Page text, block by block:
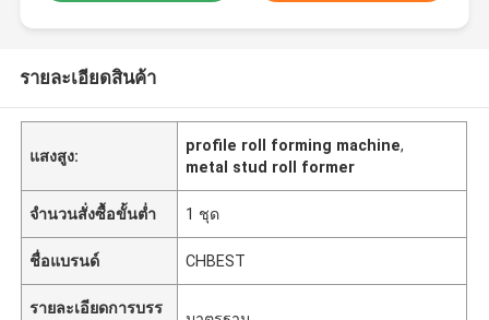
รายละเอียดสินค้า
แสงสูง:
profile roll forming machine,
metal stud roll former
จำนวนสั่งซื้อขั้นต่ำ 1 ชุด
ชื่อแบรนด์ CHBEST
รายละเอียดการบรร